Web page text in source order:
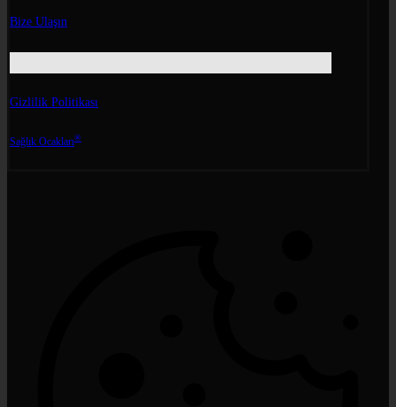
Bize Ulaşın
Gizlilik Politikası
Sağlık Ocakları®